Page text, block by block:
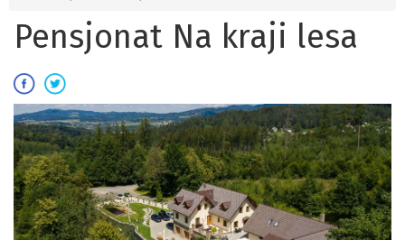
Pensjonat Na kraji lesa